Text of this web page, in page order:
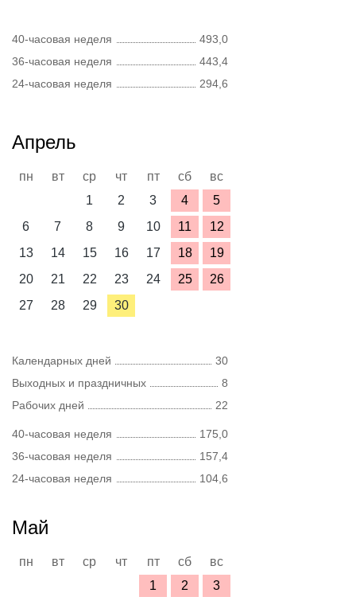
40-часовая неделя
493,0
36-часовая неделя
443,4
24-часовая неделя
294,6
Апрель
пн вт ср чт пт сб
вс
1
2 3 4
5
6
7 8 9 10 11
12
13
14 15 16 17 18
19
20
21 22 23 24 25
26
27
28 29 30
Календарных дней
30
Выходных и праздничных
8
Рабочих дней
22
40-часовая неделя
175,0
36-часовая неделя
157,4
24-часовая неделя
104,6
Май
пн вт ср чт пт сб
вс
1
2
3